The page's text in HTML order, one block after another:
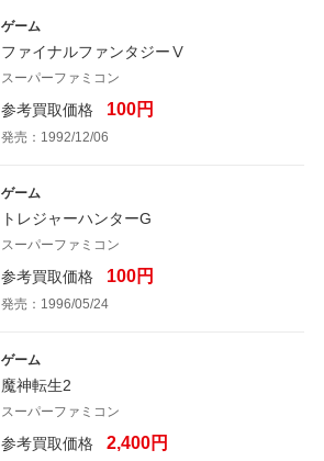
ゲーム
ファイナルファンタジーⅤ
スーパーファミコン
参考買取価格 100円
発売：1992/12/06
ゲーム
トレジャーハンターG
スーパーファミコン
参考買取価格 100円
発売：1996/05/24
ゲーム
魔神転生2
スーパーファミコン
参考買取価格 2,400円